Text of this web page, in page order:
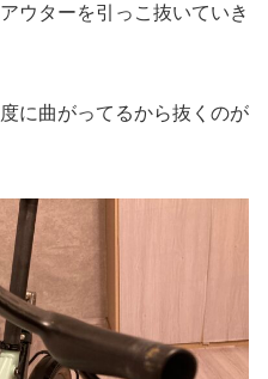
ウターを引っこ抜いていき
に曲がってるから抜くのが